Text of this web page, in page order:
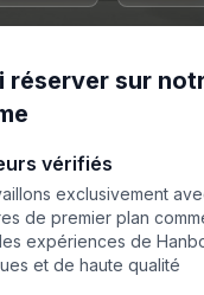
réserver sur
vérifiés
exclusivement
de premier plan
expériences de
et de haute qualité